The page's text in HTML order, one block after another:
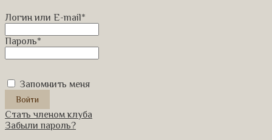
Логин или E-mail*
Пароль*
Запомнить меня
Стать членом клуба
Забыли пароль?